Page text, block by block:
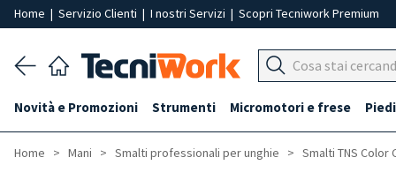
Home | Servizio Clienti | I nostri Servizi | Scopri Tecniwork Premium
Novità e Promozioni Strumenti Micromotori e frese Piedi
Home Mani Smalti professionali per unghie Smalti TNS Color